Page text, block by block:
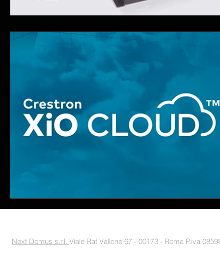
Next Domus s.r.l. Viale Raf Vallone 67 - 00173 - Roma P.iva